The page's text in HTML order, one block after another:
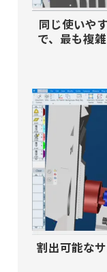
同じ使いや
で、最も複
割出可能な